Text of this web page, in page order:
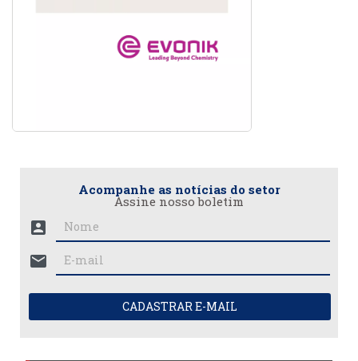
Acompanhe as notícias do setor
Assine nosso boletim
account_box
mail
CADASTRAR E-MAIL